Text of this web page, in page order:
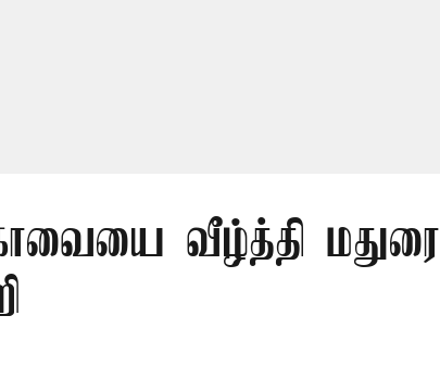
வீழ்த்தி மதுரை